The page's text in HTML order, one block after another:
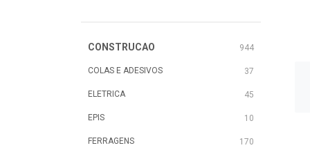
CONSTRUCAO 944
COLAS E ADESIVOS 37
ELETRICA 45
EPIS 10
FERRAGENS 170